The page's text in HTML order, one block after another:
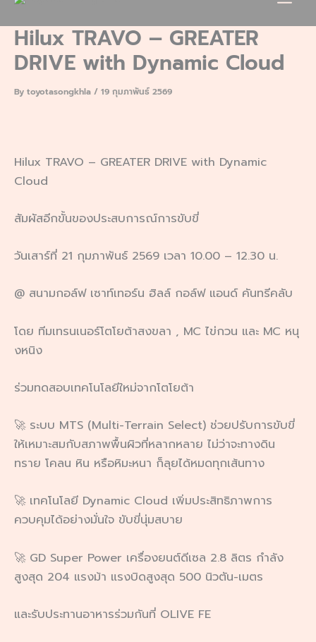
Hilux TRAVO – GREATER
DRIVE with Dynamic Cloud
By toyotasongkhla / 19 กุมภาพันธ์ 2569
Hilux TRAVO – GREATER DRIVE with Dynamic
Cloud
สัมผัสอีกขั้นของประสบการณ์การขับขี่
วันเสาร์ที่ 21 กุมภาพันธ์ 2569 เวลา 10.00 – 12.30 น.
@ สนามกอล์ฟ เซาท์เทอร์น ฮิลล์ กอล์ฟ แอนด์ คันทรีคลับ
โดย ทีมเทรนเนอร์โตโยต้าสงขลา , MC ไข่กวน และ MC หนุ
งหนิง
ร่วมทดสอบเทคโนโลยีใหม่จากโตโยต้า
🚀 ระบบ MTS (Multi-Terrain Select) ช่วยปรับการขับขี่
ให้เหมาะสมกับสภาพพื้นผิวที่หลากหลาย ไม่ว่าจะทางดิน
ทราย โคลน หิน หรือหิมะหนา ก็ลุยได้หมดทุกเส้นทาง
🚀 เทคโนโลยี Dynamic Cloud เพิ่มประสิทธิภาพการ
ควบคุมได้อย่างมั่นใจ ขับขี่นุ่มสบาย
🚀 GD Super Power เครื่องยนต์ดีเซล 2.8 ลิตร กำลัง
สูงสุด 204 แรงม้า แรงบิดสูงสุด 500 นิวตัน-เมตร
และรับประทานอาหารร่วมกันที่ OLIVE FE